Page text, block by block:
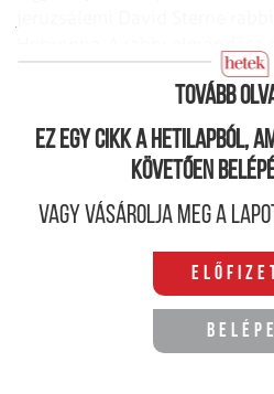
egyáltalán nem mutatták az
Tovább
Ez egy cikk a hetilapból,
követően
Vagy vásárolja meg a